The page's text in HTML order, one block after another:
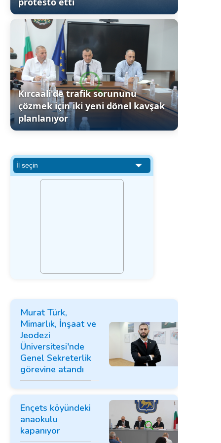
Kırcaali'de trafik sorununu
çözmek için iki yeni dönel kavşak
planlanıyor
Murat Türk,
Mimarlık, İnşaat ve
Jeodezi
Üniversitesi'nde
Genel Sekreterlik
görevine atandı
Ençets köyündeki
anaokulu
kapanıyor